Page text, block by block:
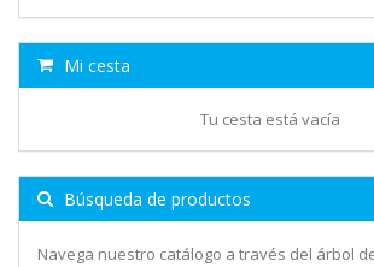
Mi cesta
Tu cesta está vacía
Búsqueda de productos
Navega nuestro catálogo a través del árbol